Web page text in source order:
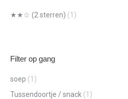
★★☆ (2 sterren) (1)
Filter op gang
soep (1)
Tussendoortje / snack (1)